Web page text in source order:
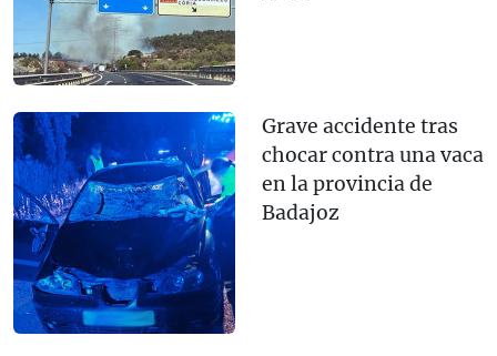
Grave accidente tras
chocar contra una vaca
en la provincia de
Badajoz